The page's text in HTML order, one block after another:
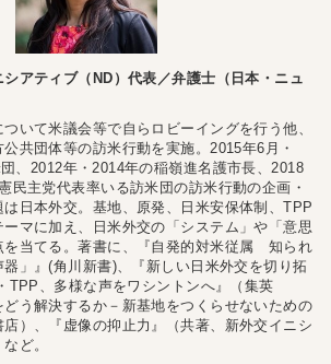
アティブ（ND）代表／弁護士（日本・ニュ
いて米議会等で自らロビーイングを行う他、
共団体等の訪米行動を実施。2015年6月・
、2012年・2014年の稲嶺進名護市長、2018
民主党代表率いる訪米団の訪米行動の企画・
日本外交。基地、原発、日米安保体制、TPP
マに加え、日米外交の「システム」や「意思
を当てる。著書に、『自発的対米従属 知られ
」』(角川新書)、『新しい日米外交を切り拓
TPP、多様な声をワシントンへ』（集英
う解決するか－新基地をつくらせないための
）、『虚像の抑止力』（共著、新外交イニシ
ど。